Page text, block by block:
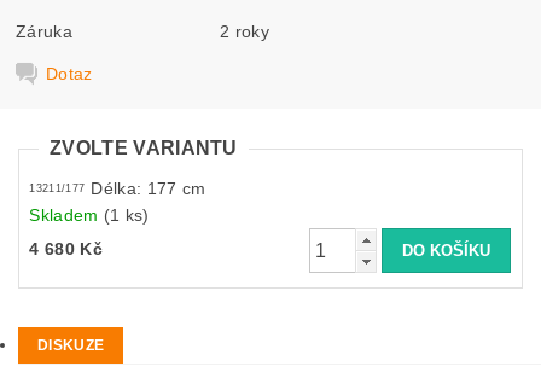
Záruka 2 roky
Dotaz
ZVOLTE VARIANTU
13211/177 Délka: 177 cm
Skladem (1 ks)
4 680 Kč
DISKUZE